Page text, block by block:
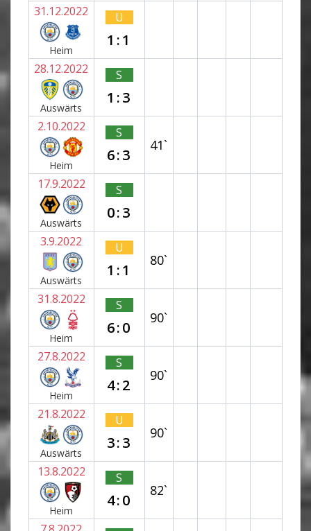
31.12.2022
Heim
U
1:1
28.12.2022
Auswärts
S
1:3
2.10.2022
Heim
S
6:3
41`
17.9.2022
Auswärts
S
0:3
3.9.2022
Auswärts
U
1:1
80`
31.8.2022
Heim
S
6:0
90`
27.8.2022
Heim
S
4:2
90`
21.8.2022
Auswärts
U
3:3
90`
13.8.2022
Heim
S
4:0
82`